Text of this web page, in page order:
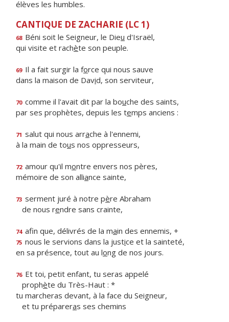
élèves les humbles.
CANTIQUE DE ZACHARIE (LC 1)
68 Béni soit le Seigneur, le Dieu d'Israël,
qui visite et rachète son peuple.
69 Il a fait surgir la force qui nous sauve
dans la maison de David, son serviteur,
70 comme il l'avait dit par la bouche des saints,
par ses prophètes, depuis les temps anciens :
71 salut qui nous arrache à l'ennemi,
à la main de tous nos oppresseurs,
72 amour qu'il montre envers nos pères,
mémoire de son alliance sainte,
73 serment juré à notre père Abraham
de nous rendre sans crainte,
74 afin que, délivrés de la main des ennemis, +
75 nous le servions dans la justice et la sainteté,
en sa présence, tout au long de nos jours.
76 Et toi, petit enfant, tu seras appelé
prophète du Très-Haut : *
tu marcheras devant, à la face du Seigneur,
et tu prépareras ses chemins